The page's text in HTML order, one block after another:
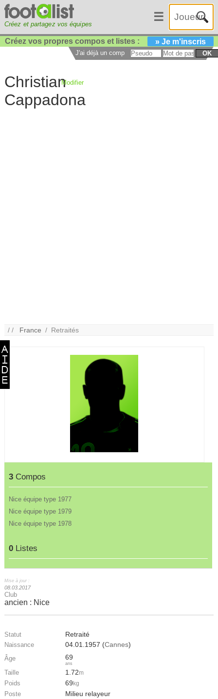
Créez et partagez vos équipes
☰
Créez vos propres compos et listes : » Je m'inscris
J'ai déjà un compte : OK
Christian
Cappadona
Modifier
/ / France / Retraités
3 Compos
Nice équipe type 1977
Nice équipe type 1979
Nice équipe type 1978
0 Listes
Mise à jour :
08.03.2017
Club
ancien : Nice
Statut Retraité
Naissance 04.01.1957 (Cannes)
Âge 69
ans
Taille 1.72m
Poids 69 kg
Poste Milieu relayeur